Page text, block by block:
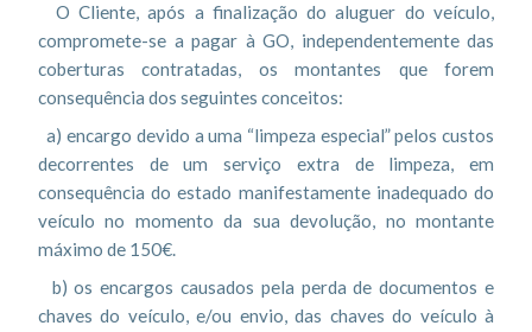
O Cliente, após a finalização do aluguer do veículo,
compromete-se a pagar à GO, independentemente das
coberturas contratadas, os montantes que forem
consequência dos seguintes conceitos:
a) encargo devido a uma “limpeza especial” pelos custos
decorrentes de um serviço extra de limpeza, em
consequência do estado manifestamente inadequado do
veículo no momento da sua devolução, no montante
máximo de 150€.
b) os encargos causados pela perda de documentos e
chaves do veículo, e/ou envio, das chaves do veículo à